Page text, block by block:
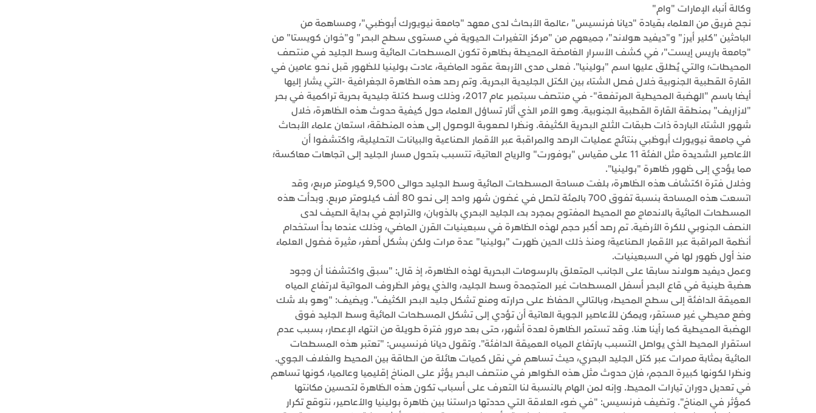
وكالة أنباء الإمارات "وام"
نجح فريق من العلماء بقيادة "ديانا فرنسيس" ،عالمة الأبحاث لدى معهد "جامعة نيويورك أبوظبي"، ومساهمة من
الباحثين "كلير أيرز" و"ديفيد هولاند"، جميعهم من "مركز التغيرات الحيوية في مستوى سطح البحر" و"خوان كويستا" من
"جامعة باريس إيست"، في كشف الأسرار الغامضة المحيطة بظاهرة تكون المسطحات المائية وسط الجليد في منتصف
المحيطات؛ والتي يُطلق عليها اسم "بولينيا". فعلى مدى الأربعة عقود الماضية، عادت بولينيا للظهور قبل نحو عامين في
القارة القطبية الجنوبية خلال فصل الشتاء بين الكتل الجليدية البحرية. وتم رصد هذه الظاهرة الجغرافية -التي يشار إليها
أيضا باسم "الهضبة المحيطية المرتفعة"- في منتصف سبتمبر عام 2017، وذلك وسط كتلة جليدية بحرية تراكمية في بحر
"لازاريف" بمنطقة القارة القطبية الجنوبية. وهو الأمر الذي أثار تساؤل العلماء حول كيفية حدوث هذه الظاهرة، خلال
شهور الشتاء الباردة ذات طبقات الثلج البحرية الكثيفة. ونظرا لصعوبة الوصول إلى هذه المنطقة، استعان علماء الأبحاث
في جامعة نيويورك أبوظبي بنتائج عمليات الرصد والمراقبة عبر الأقمار الصناعية والبيانات التحليلية، واكتشفوا أن
الأعاصير الشديدة مثل الفئة 11 على مقياس "بوفورت" والرياح العاتية، تتسبب بتحول مسار الجليد إلى اتجاهات معاكسة؛
مما يؤدي إلى ظهور ظاهرة "بولينيا".
وخلال فترة اكتشاف هذه الظاهرة، بلغت مساحة المسطحات المائية وسط الجليد حوالى 9,500 كيلومتر مربع، وقد
اتسعت هذه المساحة بنسبة تفوق 700 بالمئة لتصل في غضون شهر واحد إلى نحو 80 ألف كيلومتر مربع. وبدأت هذه
المسطحات المائية بالاندماج مع المحيط المفتوح بمجرد بدء الجليد البحري بالذوبان، والتراجع في بداية الصيف لدى
النصف الجنوبي للكرة الأرضية. تم رصد أكبر حجم لهذه الظاهرة في سبعينيات القرن الماضي، وذلك عندما بدأ استخدام
أنظمة المراقبة عبر الأقمار الصناعية؛ ومنذ ذلك الحين ظهرت "بولينيا" عدة مرات ولكن بشكل أصغر، مثيرة فضول العلماء
منذ أول ظهور لها في السبعينيات.
وعمل ديفيد هولاند سابقا على الجانب المتعلق بالرسومات البحرية لهذه الظاهرة، إذ قال: "سبق واكتشفنا أن وجود
هضبة طينية في قاع البحر أسفل المسطحات غير المتجمدة وسط الجليد، والذي يوفر الظروف المواتية لارتفاع المياه
العميقة الدافئة إلى سطح المحيط، وبالتالي الحفاظ على حرارته ومنع تشكل جليد البحر الكثيف". ويضيف: "وهو بلا شك
وضع محيطي غير مستقر، ويمكن للأعاصير الجوية العاتية أن تؤدي إلى تشكل المسطحات المائية وسط الجليد فوق
الهضبة المحيطية كما رأينا هنا. وقد تستمر الظاهرة لعدة أشهر، حتى بعد مرور فترة طويلة من انتهاء الإعصار، بسبب عدم
استقرار المحيط الذي يواصل التسبب بارتفاع المياه العميقة الدافئة". وتقول ديانا فرنسيس: "تعتبر هذه المسطحات
المائية بمثابة ممرات عبر كتل الجليد البحري، حيث تساهم في نقل كميات هائلة من الطاقة بين المحيط والغلاف الجوي.
ونظرا لكونها كبيرة الحجم، فإن حدوث مثل هذه الظواهر في منتصف البحر يؤثر على المناخ إقليميا وعالميا، كونها تساهم
في تعديل دوران تيارات المحيط. وإنه لمن الهام بالنسبة لنا التعرف على أسباب تكون هذه الظاهرة لتحسين مكانتها
كمؤثر في المناخ". وتضيف فرنسيس: "في ضوء العلاقة التي حددتها دراستنا بين ظاهرة بولينيا والأعاصير، نتوقع تكرار